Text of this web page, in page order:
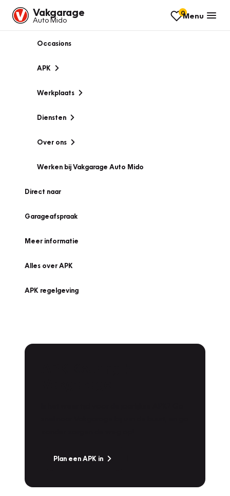
Vakgarage
Auto Mido
0Menu
Occasions
APK
Werkplaats
Diensten
Over ons
Werken bij Vakgarage Auto Mido
Direct naar
Garageafspraak
Meer informatie
Alles over APK
APK regelgeving
Plan een APK in